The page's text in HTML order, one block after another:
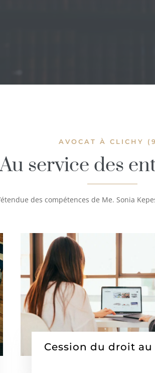
AVOCAT À CLICHY
service des
des compétences de Me. Sonia
Cession du droit au